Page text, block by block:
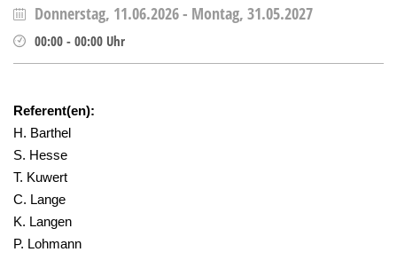
Donnerstag, 11.06.2026- Montag, 31.05.2027
00:00 - 00:00 Uhr
Referent(en):
H. Barthel
S. Hesse
T. Kuwert
C. Lange
K. Langen
P. Lohmann